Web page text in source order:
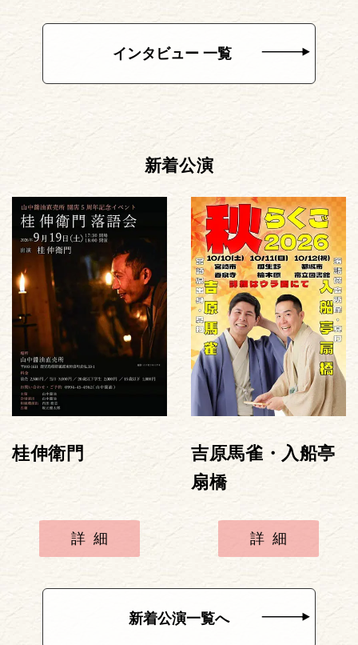
インタビュー 一覧
新着公演
桂伸衛門
詳細
吉原馬雀・入船亭
扇橋
詳細
新着公演一覧へ